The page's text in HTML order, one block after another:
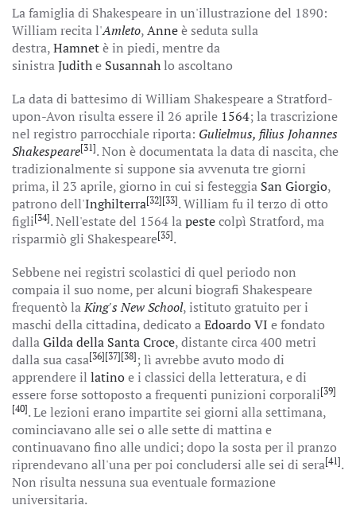
La famiglia di Shakespeare in un'illustrazione del 1890:
William recita l'Amleto,Anneè seduta sulla
destra,Hamnetè in piedi, mentre da
sinistraJudithe Susannahlo ascoltano
La data di battesimo di William Shakespeare a Stratford-
upon-Avon risulta essere il 26 aprile 1564; la trascrizione
nel registro parrocchiale riporta: Gulielmus, filius Johannes
Shakespeare[31]. Non è documentata la data di nascita, che
tradizionalmente si suppone sia avvenuta tre giorni
prima, il 23 aprile, giorno in cui si festeggia San Giorgio,
patrono dell'Inghilterra[32][33]. William fu il terzo di otto
figli[34]. Nell'estate del 1564 lapestecolpì Stratford, ma
risparmiò gli Shakespeare[35].
Sebbene nei registri scolastici di quel periodo non
compaia il suo nome, per alcuni biografi Shakespeare
frequentò laKing's New School, istituto gratuito per i
maschi della cittadina, dedicato aEdoardo VI e fondato
dallaGilda della Santa Croce, distante circa 400 metri
dalla sua casa[36][37][38] ; lì avrebbe avuto modo di
apprendere il latinoe i classici della letteratura, e di
essere forse sottoposto a frequenti punizioni corporali[39]
[40]. Le lezioni erano impartite sei giorni alla settimana,
cominciavano alle sei o alle sette di mattina e
continuavano fino alle undici; dopo la sosta per il pranzo
riprendevano all'una per poi concludersi alle sei di sera[41].
Non risulta nessuna sua eventuale formazione
universitaria.